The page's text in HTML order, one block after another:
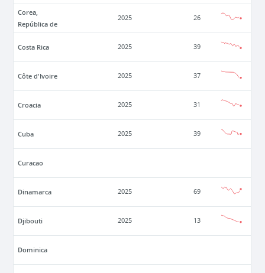
Corea,
República de
2025 26
Costa Rica 2025 39
Côte d'Ivoire 2025 37
Croacia 2025 31
Cuba 2025 39
Curacao
Dinamarca 2025 69
Djibouti 2025 13
Dominica